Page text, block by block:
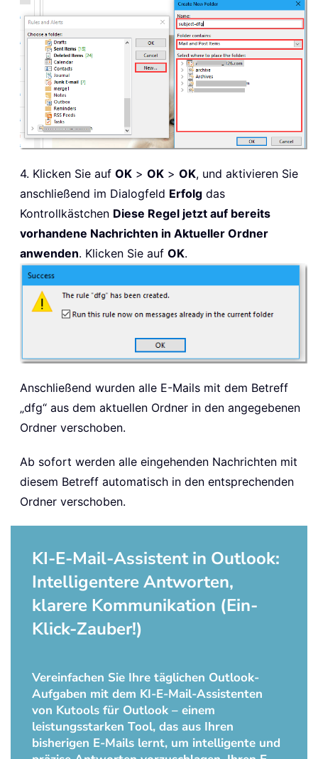
4. Klicken Sie auf OK > OK > OK, und aktivieren Sie
anschließend im Dialogfeld Erfolg das
Kontrollkästchen Diese Regel jetzt auf bereits
vorhandene Nachrichten in Aktueller Ordner
anwenden. Klicken Sie auf OK.
Anschließend wurden alle E-Mails mit dem Betreff
„dfg“ aus dem aktuellen Ordner in den angegebenen
Ordner verschoben.
Ab sofort werden alle eingehenden Nachrichten mit
diesem Betreff automatisch in den entsprechenden
Ordner verschoben.
KI-E-Mail-Assistent in Outlook:
Intelligentere Antworten,
klarere Kommunikation (Ein-
Klick-Zauber!)
Vereinfachen Sie Ihre täglichen Outlook-
Aufgaben mit dem KI-E-Mail-Assistenten
von Kutools für Outlook – einem
leistungsstarken Tool, das aus Ihren
bisherigen E-Mails lernt, um intelligente und